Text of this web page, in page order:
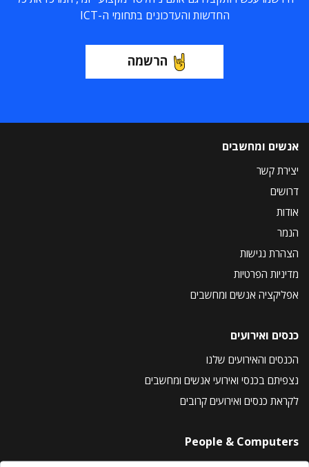
החדשות והעדכונים בתחומי ה-ICT
הרשמה
אנשים ומחשבים
יצירת קשר
דרושים
אודות
הנמר
הצהרת נגישות
מדיניות הפרטיות
אפליקציה אנשים ומחשבים
כנסים ואירועים
הכנסים והאירועים שלנו
נצפיתם בכנסי ואירועי אנשים ומחשבים
לקראת כנסים ואירועים קרובים
People & Computers